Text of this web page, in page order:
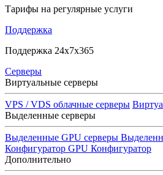
Тарифы на регулярные услуги
Поддержка
Поддержка 24x7x365
Серверы
Виртуальные серверы
VPS / VDS облачные серверы
Выделенные серверы
Выделенные GPU серверы
Конфигуратор GPU Конфигуратор
Дополнительно